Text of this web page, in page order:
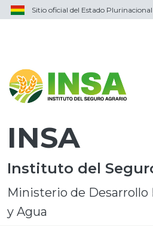
Sitio oficial del Estado
INSA
Instituto del
Ministerio de Desarrollo
y Agua